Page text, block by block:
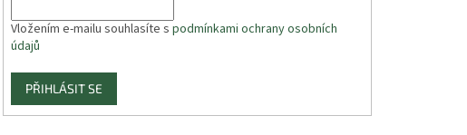
Vložením e-mailu souhlasíte spodmínkami ochrany osobních
údajů
PŘIHLÁSIT SE